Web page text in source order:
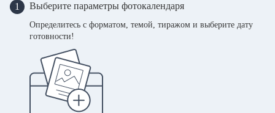
1 Выберите параметры фотокалендаря
Определитесь с форматом, темой, тиражом и выберите дату
готовности!